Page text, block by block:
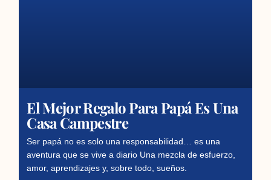
El Mejor Regalo Para Papá Es Una
Casa Campestre
Ser papá no es solo una responsabilidad… es una
aventura que se vive a diario Una mezcla de esfuerzo,
amor, aprendizajes y, sobre todo, sueños.